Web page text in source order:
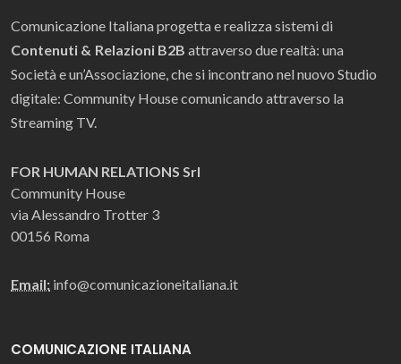
Comunicazione Italiana progetta e realizza sistemi di
Contenuti & Relazioni B2B attraverso due realtà: una
Società e un’Associazione, che si incontrano nel nuovo Studio
digitale: Community House comunicando attraverso la
Streaming TV.
FOR HUMAN RELATIONS Srl
Community House
via Alessandro Trotter 3
00156 Roma
Email: info@comunicazioneitaliana.it
COMUNICAZIONE ITALIANA